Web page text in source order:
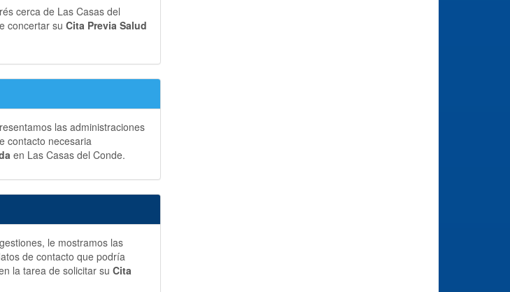
cerca de Las Casas del
concertar su Cita Previa Salud
las administraciones
contacto necesaria
en Las Casas del Conde.
le mostramos las
de contacto que podría
la tarea de solicitar su Cita